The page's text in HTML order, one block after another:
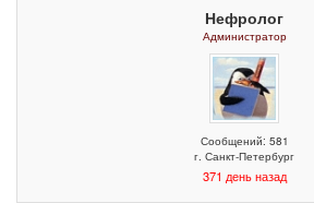
Нефролог
Администратор
Сообщений: 581
г. Санкт-Петербург
371 день назад